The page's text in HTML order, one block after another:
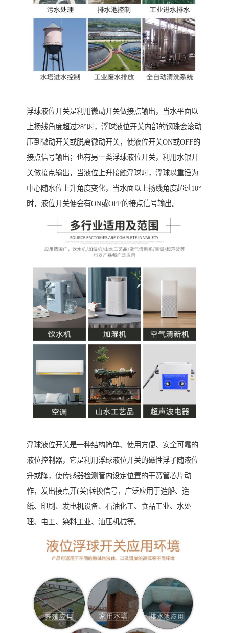
浮球液位开关是利用微动开关做接点输出，当水平面以
上扬线角度超过28°时，浮球液位开关内部的钢珠会滚动
压到微动开关或脱离微动开关，使液位开关ON或OFF的
接点信号输出；也有另一类浮球液位开关，利用水银开
关做接点输出，当液位上升接触浮球时，浮球以重锤为
中心随水位上升角度变化，当水面以上扬线角度超过10°
时，液位开关便会有ON或OFF的接点信号输出。
浮球液位开关是一种结构简单、使用方便、安全可靠的
液位控制器，它是利用浮球液位开关的磁性浮子随液位
升或降，使传感器检测管内设定位置的干簧管芯片动
作，发出接点开(关)转换信号，广泛应用于造船、造
纸、印刷、发电机设备、石油化工、食品工业、水处
理、电工、染料工业、油压机械等。